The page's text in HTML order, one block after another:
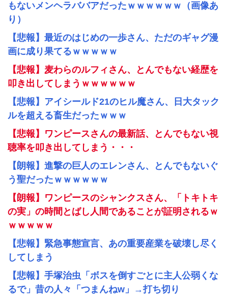
もないメンヘラババアだったｗｗｗｗｗｗ（画像あ
り）
【悲報】最近のはじめの一歩さん、ただのギャグ漫
画に成り果てるｗｗｗｗｗ
【悲報】麦わらのルフィさん、とんでもない経歴を
叩き出してしまうｗｗｗｗｗｗ
【悲報】アイシールド21のヒル魔さん、日大タック
ルを超える畜生だったｗｗｗ
【悲報】ワンピースさんの最新話、とんでもない視
聴率を叩き出してしまう・・・
【朗報】進撃の巨人のエレンさん、とんでもないぐ
う聖だったｗｗｗｗｗｗ
【朗報】ワンピースのシャンクスさん、「トキトキ
の実」の時間とばし人間であることが証明されるｗ
ｗｗｗｗｗ
【悲報】緊急事態宣言、あの重要産業を破壊し尽く
してしまう
【悲報】手塚治虫「ボスを倒すごとに主人公弱くな
るで」昔の人々「つまんねw」→打ち切り